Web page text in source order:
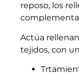
reposo, los
Actúa
tejidos, con